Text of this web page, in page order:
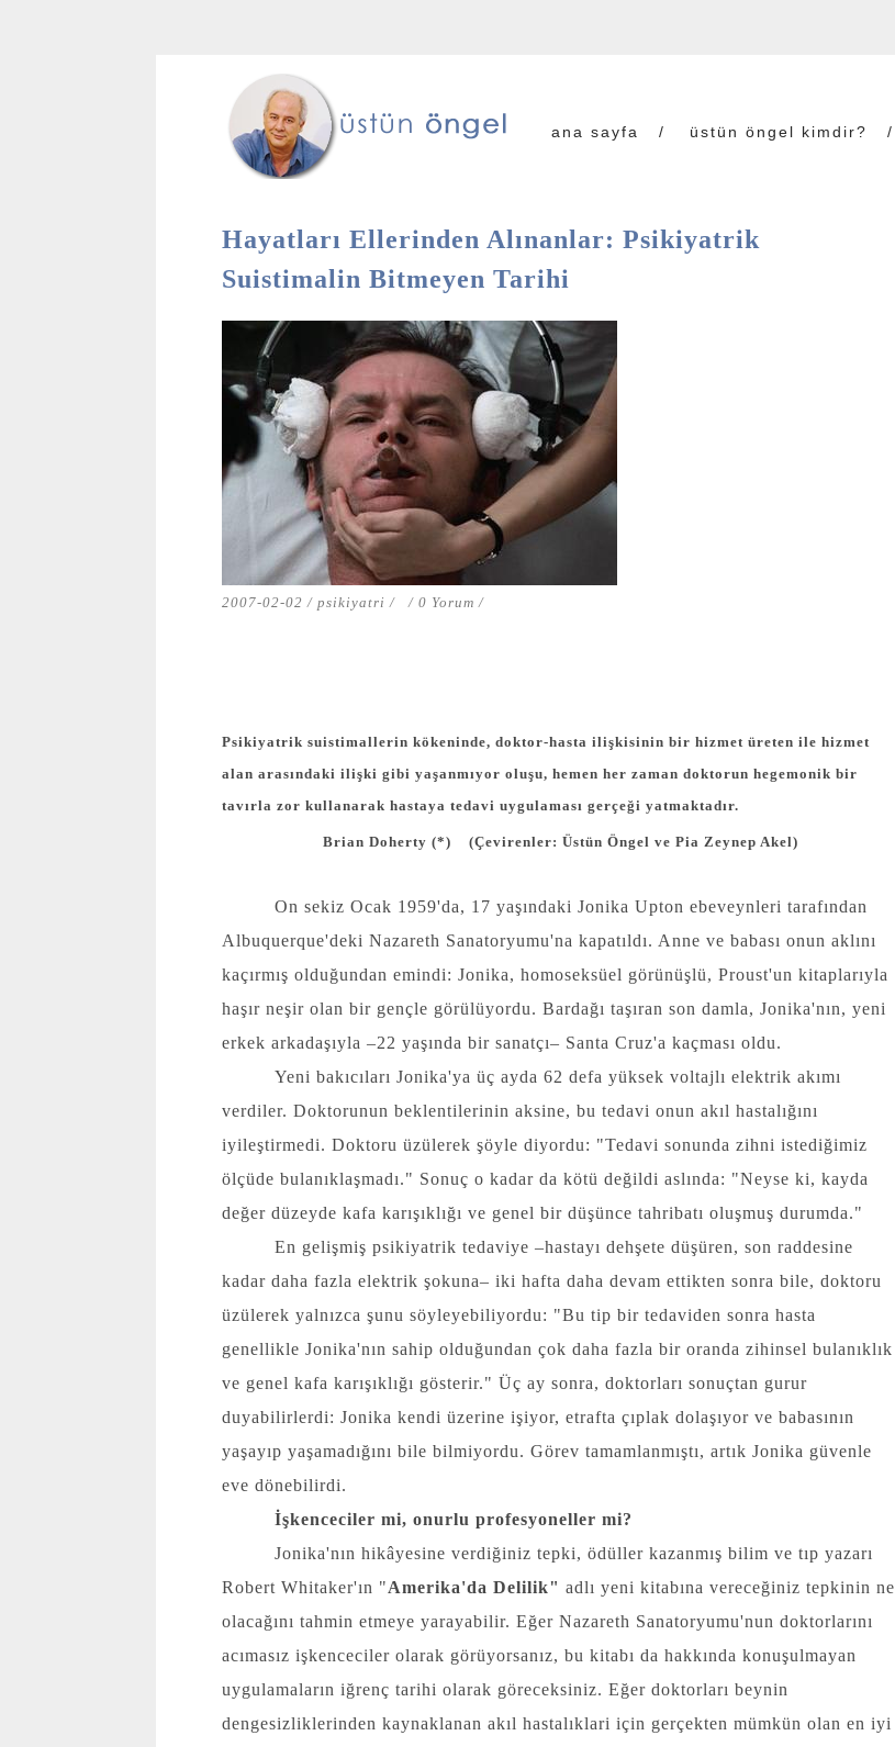
ana sayfa üstün öngel kimdir?
Hayatları Ellerinden Alınanlar: Psikiyatrik
Suistimalin Bitmeyen Tarihi
2007-02-02 / psikiyatri / / 0 Yorum/
Psikiyatrik suistimallerin kökeninde, doktor-hasta ilişkisinin bir hizmet üreten ile hizmet
alan arasındaki ilişki gibi yaşanmıyor oluşu, hemen her zaman doktorun hegemonik bir
tavırla zor kullanarak hastaya tedavi uygulaması gerçeği yatmaktadır.
Brian Doherty (*) (Çevirenler: Üstün Öngel ve Pia Zeynep Akel)
On sekiz Ocak 1959'da, 17 yaşındaki Jonika Upton ebeveynleri tarafından
Albuquerque'deki Nazareth Sanatoryumu'na kapatıldı. Anne ve babası onun aklını
kaçırmış olduğundan emindi: Jonika, homoseksüel görünüşlü, Proust'un kitaplarıyla
haşır neşir olan bir gençle görülüyordu. Bardağı taşıran son damla, Jonika'nın, yeni
erkek arkadaşıyla –22 yaşında bir sanatçı– Santa Cruz'a kaçması oldu.
Yeni bakıcıları Jonika'ya üç ayda 62 defa yüksek voltajlı elektrik akımı
verdiler. Doktorunun beklentilerinin aksine, bu tedavi onun akıl hastalığını
iyileştirmedi. Doktoru üzülerek şöyle diyordu: "Tedavi sonunda zihni istediğimiz
ölçüde bulanıklaşmadı." Sonuç o kadar da kötü değildi aslında: "Neyse ki, kayda
değer düzeyde kafa karışıklığı ve genel bir düşünce tahribatı oluşmuş durumda."
En gelişmiş psikiyatrik tedaviye –hastayı dehşete düşüren, son raddesine
kadar daha fazla elektrik şokuna– iki hafta daha devam ettikten sonra bile, doktoru
üzülerek yalnızca şunu söyleyebiliyordu: "Bu tip bir tedaviden sonra hasta
genellikle Jonika'nın sahip olduğundan çok daha fazla bir oranda zihinsel bulanıklık
ve genel kafa karışıklığı gösterir." Üç ay sonra, doktorları sonuçtan gurur
duyabilirlerdi: Jonika kendi üzerine işiyor, etrafta çıplak dolaşıyor ve babasının
yaşayıp yaşamadığını bile bilmiyordu. Görev tamamlanmıştı, artık Jonika güvenle
eve dönebilirdi.
İşkenceciler mi, onurlu profesyoneller mi?
Jonika'nın hikâyesine verdiğiniz tepki, ödüller kazanmış bilim ve tıp yazarı
Robert Whitaker'ın "Amerika'da Delilik" adlı yeni kitabına vereceğiniz tepkinin ne
olacağını tahmin etmeye yarayabilir. Eğer Nazareth Sanatoryumu'nun doktorlarını
acımasız işkenceciler olarak görüyorsanız, bu kitabı da hakkında konuşulmayan
uygulamaların iğrenç tarihi olarak göreceksiniz. Eğer doktorları beynin
dengesizliklerinden kaynaklanan akıl hastalıklari için gerçekten mümkün olan en iyi